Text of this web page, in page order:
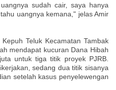
sudah cair, saya hanya
uangnya kemana," jelas Amir
Teluk Kecamatan Tambak
mendapat kucuran Dana Hibah
untuk tiga titik proyek PJRB.
sedang dua titik sisanya
setelah kasus penyelewengan